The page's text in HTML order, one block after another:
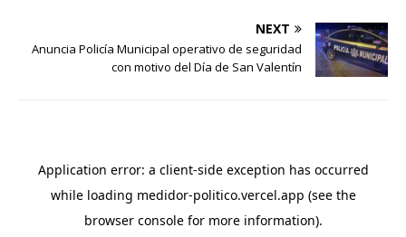
NEXT
Anuncia Policía Municipal operativo de seguridad
con motivo del Día de San Valentín